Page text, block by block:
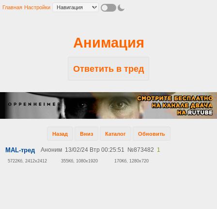
Главная Настройки
Анимация
Ответить в тред
Назад Вниз Каталог Обновить
MAL-тред Аноним 13/02/24 Втр 00:25:51 №873482 1
5722Кб, 2412x2412 355Кб, 1080x1920 170Кб, 1280x720